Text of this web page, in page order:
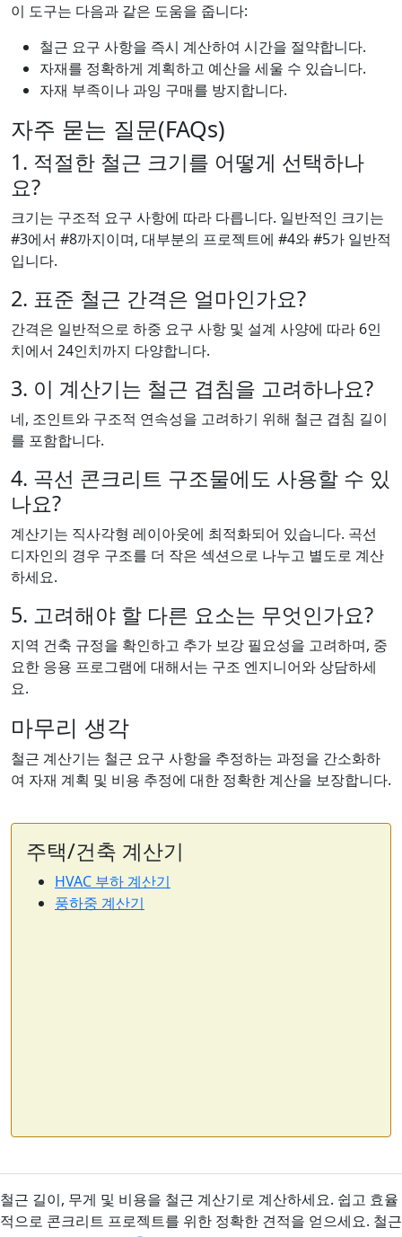
이 도구는 다음과 같은 도움을 줍니다:
철근 요구 사항을 즉시 계산하여 시간을 절약합니다.
자재를 정확하게 계획하고 예산을 세울 수 있습니다.
자재 부족이나 과잉 구매를 방지합니다.
자주 묻는 질문(FAQs)
1. 적절한 철근 크기를 어떻게 선택하나
요?
크기는 구조적 요구 사항에 따라 다릅니다. 일반적인 크기는
#3에서 #8까지이며, 대부분의 프로젝트에 #4와 #5가 일반적
입니다.
2. 표준 철근 간격은 얼마인가요?
간격은 일반적으로 하중 요구 사항 및 설계 사양에 따라 6인
치에서 24인치까지 다양합니다.
3. 이 계산기는 철근 겹침을 고려하나요?
네, 조인트와 구조적 연속성을 고려하기 위해 철근 겹침 길이
를 포함합니다.
4. 곡선 콘크리트 구조물에도 사용할 수 있
나요?
계산기는 직사각형 레이아웃에 최적화되어 있습니다. 곡선
디자인의 경우 구조를 더 작은 섹션으로 나누고 별도로 계산
하세요.
5. 고려해야 할 다른 요소는 무엇인가요?
지역 건축 규정을 확인하고 추가 보강 필요성을 고려하며, 중
요한 응용 프로그램에 대해서는 구조 엔지니어와 상담하세
요.
마무리 생각
철근 계산기는 철근 요구 사항을 추정하는 과정을 간소화하
여 자재 계획 및 비용 추정에 대한 정확한 계산을 보장합니다.
주택/건축 계산기
HVAC 부하 계산기
풍하중 계산기
철근 길이, 무게 및 비용을 철근 계산기로 계산하세요. 쉽고 효율
적으로 콘크리트 프로젝트를 위한 정확한 견적을 얻으세요. 철근